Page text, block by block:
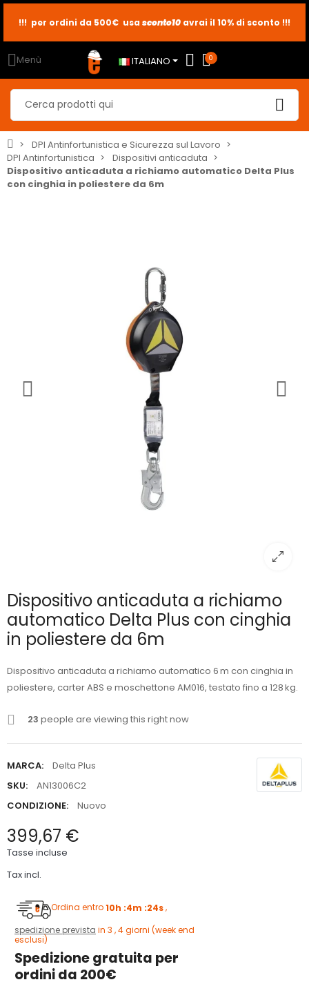
sconto2
sconto5
sconto10
Menù ITALIANO 0
DPI Antinfortunistica e Sicurezza sul Lavoro
DPI Antinfortunistica
Dispositivi anticaduta
Dispositivo anticaduta a richiamo automatico Delta Plus
con cinghia in poliestere da 6m
Dispositivo anticaduta a richiamo
automatico Delta Plus con cinghia
in poliestere da 6m
Dispositivo anticaduta a richiamo automatico 6 m con cinghia in
poliestere, carter ABS e moschettone AM016, testato fino a 128 kg.
23 people are viewing this right now
MARCA:
Delta Plus
SKU:
AN13006C2
CONDIZIONE:
Nuovo
399,67 €
Tasse incluse
Tax incl.
Ordina entro10h :4m :23s,
spedizione prevista in 3 , 4 giorni (week end
esclusi)
Spedizione gratuita per
ordini da 200€